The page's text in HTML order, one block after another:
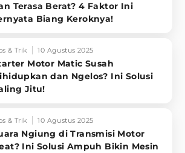
Terasa Berat? 4 Faktor Ini
Biang Keroknya!
& Trik 10 Agustus 2025
Motor Matic Susah
dan Ngelos? Ini Solusi
Jitu!
& Trik 10 Agustus 2025
Ngiung di Transmisi Motor
Ini Solusi Ampuh Bikin Mesin